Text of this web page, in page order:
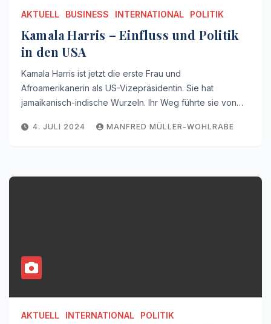
AKTUELL BUSINESS INTERNATIONAL POLITIK
Kamala Harris – Einfluss und Politik
in den USA
Kamala Harris ist jetzt die erste Frau und
Afroamerikanerin als US-Vizepräsidentin. Sie hat
jamaikanisch-indische Wurzeln. Ihr Weg führte sie von…
4. JULI 2024 MANFRED MÜLLER-WOHLRABE
AKTUELL INTERNATIONAL POLITIK